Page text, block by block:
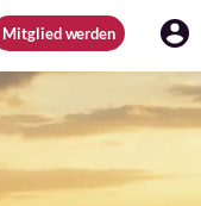
Mitglied werden